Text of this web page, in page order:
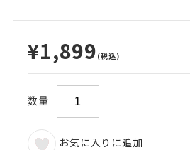
¥1,899 (税込)
数量
お気に入りに追加